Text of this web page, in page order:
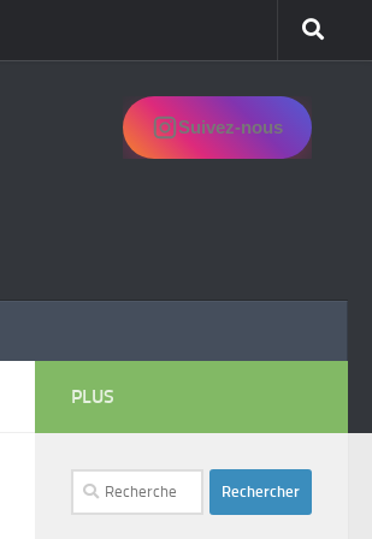
Suivez-nous
PLUS
Rechercher :